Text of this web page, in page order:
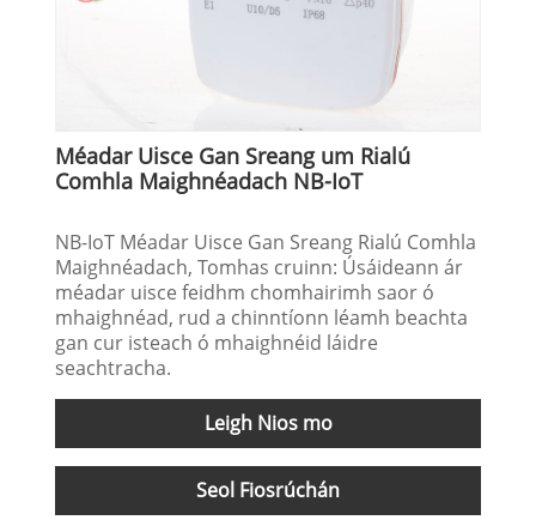
Méadar Uisce Gan Sreang um Rialú
Comhla Maighnéadach NB-IoT
NB-IoT Méadar Uisce Gan Sreang Rialú Comhla
Maighnéadach, Tomhas cruinn: Úsáideann ár
méadar uisce feidhm chomhairimh saor ó
mhaighnéad, rud a chinntíonn léamh beachta
gan cur isteach ó mhaighnéid láidre
seachtracha.
Leigh Nios mo
Seol Fiosrúchán